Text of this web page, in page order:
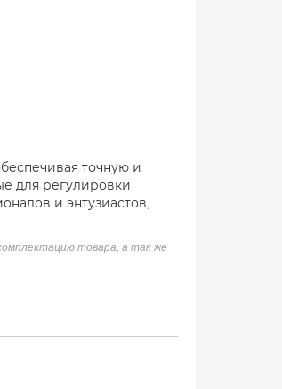
точную и
для регулировки
и энтузиастов,
товара, а так же